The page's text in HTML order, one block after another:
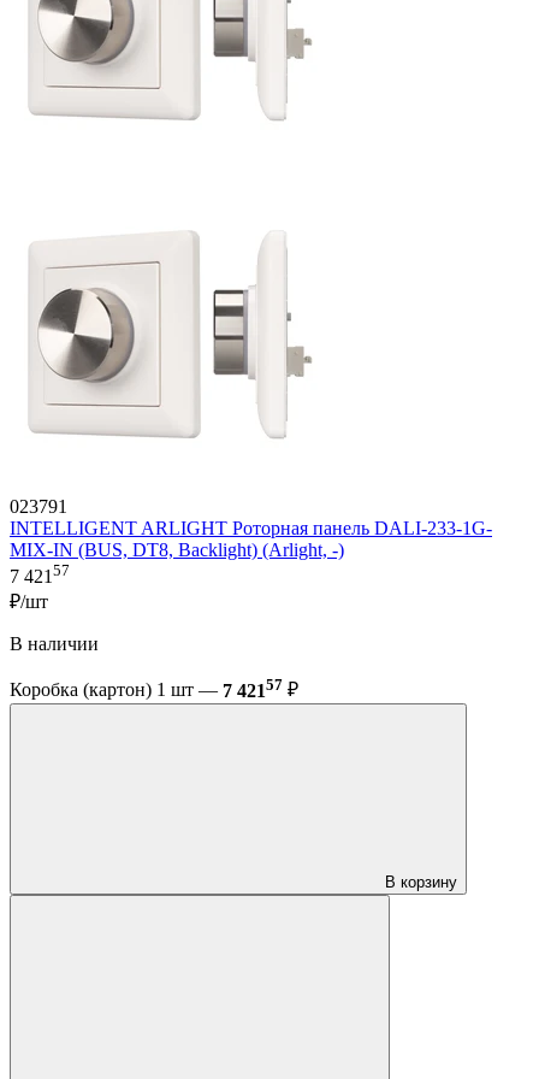
023791
INTELLIGENT ARLIGHT Роторная панель DALI-233-1G-
MIX-IN (BUS, DT8, Backlight) (Arlight, -)
7 42157
₽/шт
В наличии
Коробка (картон) 1 шт — 7 42157 ₽
В корзину